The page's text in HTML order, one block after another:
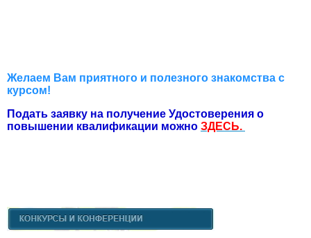
Желаем Вам приятного и полезного знакомства с
курсом!
Подать заявку на получение Удостоверения о
повышении квалификации можно ЗДЕСЬ.